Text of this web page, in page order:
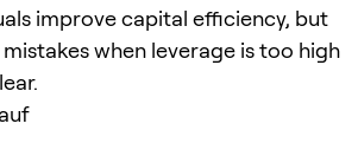
improve capital efficiency, but
when leverage is too high